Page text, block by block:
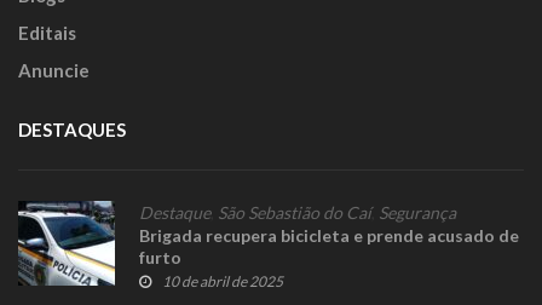
Editais
Anuncie
DESTAQUES
Destaque, São Sebastião do Caí, Segurança
Brigada recupera bicicleta e prende acusado de
furto
10 de abril de 2025